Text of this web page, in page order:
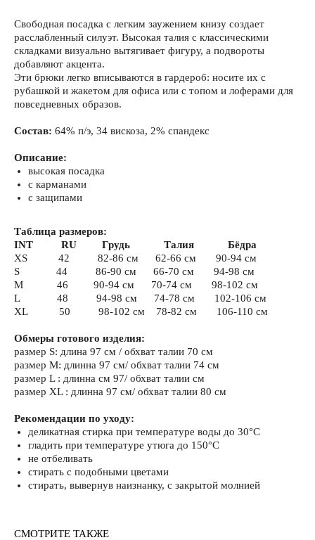
Свободная посадка с легким заужением книзу создает
расслабленный силуэт. Высокая талия с классическими
складками визуально вытягивает фигуру, а подвороты
добавляют акцента.
Эти брюки легко вписываются в гардероб: носите их с
рубашкой и жакетом для офиса или с топом и лоферами для
повседневных образов.
Состав: 64% п/э, 34 вискоза, 2% спандекс
Описание:
высокая посадка
с карманами
с защипами
Таблица размеров:
INT
RU Грудь Талия
Бёдра
XS
42 82-86 см 62-66 см
90-94 см
S
44 86-90 см 66-70 см
94-98 см
M
46 90-94 см 70-74 см
98-102 см
L
48 94-98 см 74-78 см
102-106 см
XL
50 98-102 см 78-82 см 106-110 см
Обмеры готового изделия:
размер S: длина 97 см / обхват талии 70 см
размер M: длинна 97 см/ обхват талии 74 см
размер L : длинна см 97/ обхват талии см
размер XL : длинна 97 см/ обхват талии 80 см
Рекомендации по уходу:
деликатная стирка при температуре воды до 30°C
гладить при температуре утюга до 150°C
не отбеливать
стирать с подобными цветами
стирать, вывернув наизнанку, с закрытой молнией
СМОТРИТЕ ТАКЖЕ